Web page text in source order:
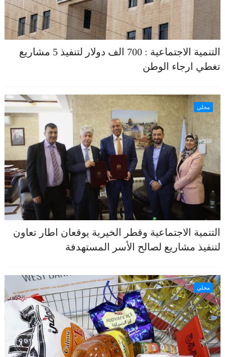
التنمية الاجتماعية : 700 الف دولار لتنفيذ 5 مشاريع
تغطي ارجاء الوطن
محلي
التنمية الاجتماعية وقطر الخيرية يوقعان اطار تعاون
لتنفيذ مشاريع لصالح الأسر المستهدفة
محلي